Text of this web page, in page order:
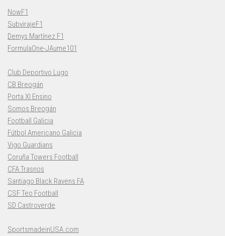
NowF1
SubvirajeF1
Demys Martínez F1
FormulaOne-JAume101
Club Deportivo Lugo
CB Breogán
Porta XI Ensino
Somos Breogán
Football Galicia
Fútbol Americano Galicia
Vigo Guardians
Coruña Towers Football
CFA Trasnos
Santiago Black Ravens FA
CSF Teo Football
SD Castroverde
SportsmadeinUSA.com